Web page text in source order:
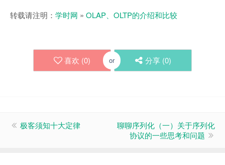
转载请注明： 学时网 » OLAP、OLTP的介绍和比较
喜欢 (0) or 分享 (0)
极客须知十大定律
聊聊序列化（一）关于序列化
协议的一些思考和问题